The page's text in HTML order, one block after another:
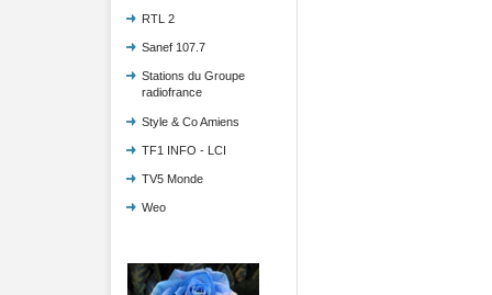
RTL 2
Sanef 107.7
Stations du Groupe
radiofrance
Style & Co Amiens
TF1 INFO - LCI
TV5 Monde
Weo